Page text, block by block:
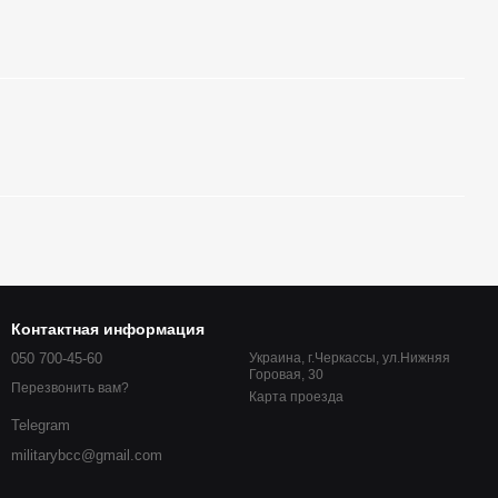
Контактная информация
050 700-45-60
Перезвонить вам?
Telegram
militarybcc@gmail.com
Украина, г.Черкассы, ул.Нижняя
Горовая, 30
Карта проезда